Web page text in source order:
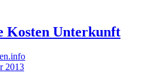
Kosten Unterkunft
2013